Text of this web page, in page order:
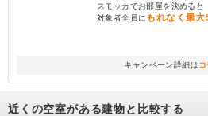
スモッカでお部屋を決めると
対象者全員に もれなく最大
キャンペーン詳細はコ
近くの空室がある建物と比較する